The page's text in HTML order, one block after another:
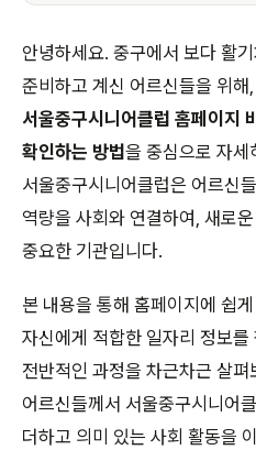
안녕하세요. 중구에서 보다 활
준비하고 계신 어르신들을 위해
서울중구시니어클럽 홈페이지
확인하는 방법을 중심으로 자세
서울중구시니어클럽은 어르신
역량을 사회와 연결하여, 새로
중요한 기관입니다.
본 내용을 통해 홈페이지에 쉽
자신에게 적합한 일자리 정보
전반적인 과정을 차근차근 살
어르신들께서 서울중구시니어
더하고 의미 있는 사회 활동을